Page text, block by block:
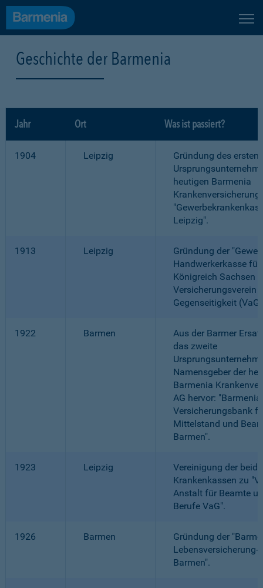
Geschichte der Barmenia
Jahr Ort Was ist passiert?
1904 Leipzig
Gründung des ersten
heutigen Barmenia
Krankenversicherung
Leipzig".
1913 Leipzig
Gründung der
Handwerkerkasse für
Königreich Sachsen -
Versicherungsverein
Gegenseitigkeit
1922 Barmen
Aus der Barmer
das zweite
Namensgeber der
Barmenia
AG hervor: "Barmenia
Versicherungsbank
Mittelstand und
Barmen".
1923 Leipzig
Vereinigung der
Krankenkassen zu
Anstalt für Beamte
Berufe VaG".
1926 Barmen
Gründung der
Lebensversicherung-
Barmen".